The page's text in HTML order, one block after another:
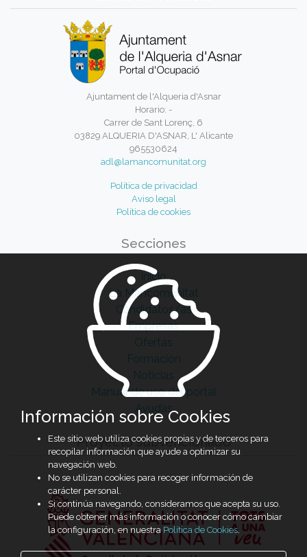
Ajuntament de l'Alqueria d'Asnar
Horario: -
Carrer de Sant Lorenç, 6
03829 ALQUERIA D'ASNAR, L' Alicante
965530624
adl@lamancomunitat.org
Política de privacidad
Aviso legal
Política de cookies
Secciones
Inicio
La Mancomunitat
Candidatos/as
Empresas
Ofertas
Formación
Noticias
Manual de uso del portal
Ayudas
Proyecto subvencionado
Información sobre Cookies
Este sitio web utiliza cookies propias y de terceros para
recopilar información que ayude a optimizar su
navegación web.
No se utilizan cookies para recoger información de
carácter personal.
Si continúa navegando, consideramos que acepta su uso.
Puede obtener más información o conocer cómo cambiar
la configuración, en nuestra Política de Cookies.